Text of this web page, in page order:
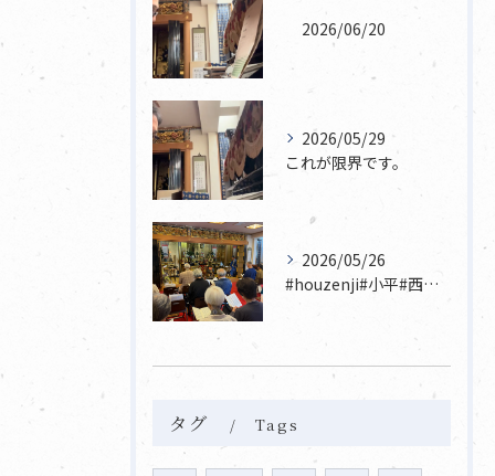
2026/06/20
2026/05/29
これが限界です。
2026/05/26
#houzenji#小平#西東京市#東村山#立川市国分寺市寺...
タグ Tags